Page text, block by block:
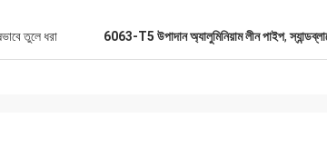
তুলে ধরা 6063-T5 উপাদান অ্যালুমিনিয়াম লীন পাইপ,